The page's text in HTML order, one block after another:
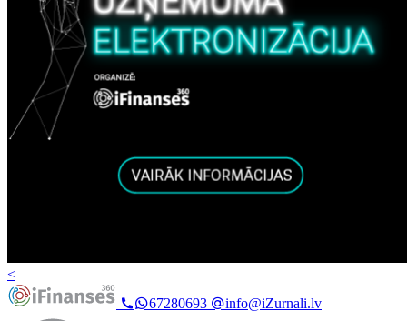
<
67280693
info@iZurnali.lv